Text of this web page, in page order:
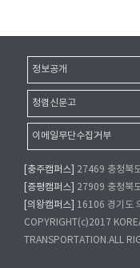
정보공개
청렴신문고
이메일무단수집거부
[충주캠퍼스]
27469 충청북
[증평캠퍼스]
27909 충청북
[의왕캠퍼스]
16106 경기도
COPYRIGHT(c)2017
TRANSPORTATION.ALL